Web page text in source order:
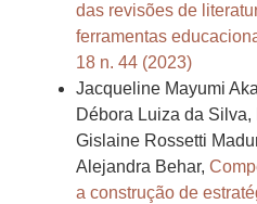
das revisões de
ferramentas
18 n. 44 (2023)
Jacqueline Mayumi
Débora Luiza da
Gislaine Rossetti
Alejandra Behar,
a construção de